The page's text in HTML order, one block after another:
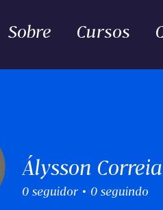
Sobre Cursos
Álysson Correia
0 seguidor 0 seguindo